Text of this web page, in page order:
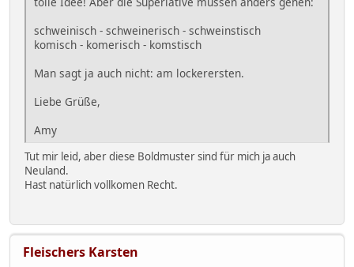
schweinisch - schweinerisch - schweinstisch
komisch - komerisch - komstisch
Man sagt ja auch nicht: am lockerersten.
Liebe Grüße,
Amy
Tut mir leid, aber diese Boldmuster sind für mich ja auch
Neuland.
Hast natürlich vollkomen Recht.
Fleischers Karsten